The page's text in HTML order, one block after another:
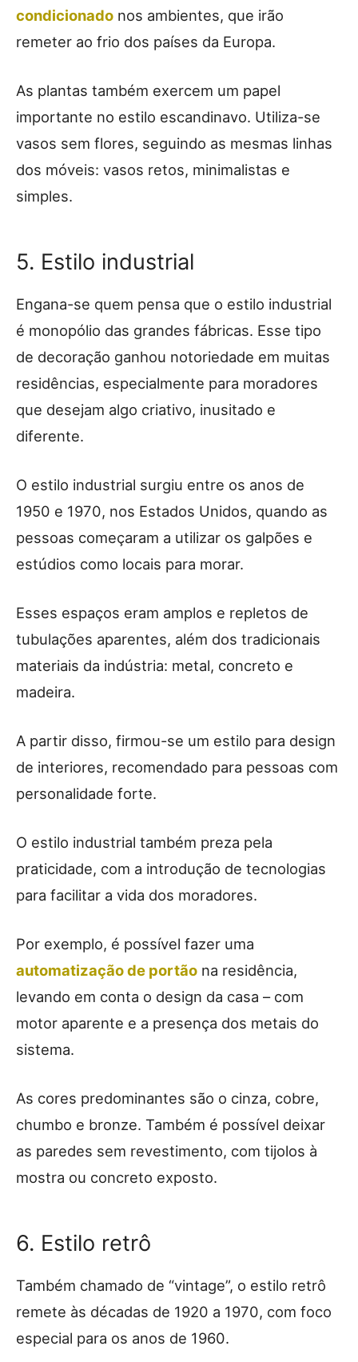
condicionado nos ambientes, que irão
remeter ao frio dos países da Europa.
As plantas também exercem um papel
importante no estilo escandinavo. Utiliza-se
vasos sem flores, seguindo as mesmas linhas
dos móveis: vasos retos, minimalistas e
simples.
5. Estilo industrial
Engana-se quem pensa que o estilo industrial
é monopólio das grandes fábricas. Esse tipo
de decoração ganhou notoriedade em muitas
residências, especialmente para moradores
que desejam algo criativo, inusitado e
diferente.
O estilo industrial surgiu entre os anos de
1950 e 1970, nos Estados Unidos, quando as
pessoas começaram a utilizar os galpões e
estúdios como locais para morar.
Esses espaços eram amplos e repletos de
tubulações aparentes, além dos tradicionais
materiais da indústria: metal, concreto e
madeira.
A partir disso, firmou-se um estilo para design
de interiores, recomendado para pessoas com
personalidade forte.
O estilo industrial também preza pela
praticidade, com a introdução de tecnologias
para facilitar a vida dos moradores.
Por exemplo, é possível fazer uma
automatização de portão na residência,
levando em conta o design da casa – com
motor aparente e a presença dos metais do
sistema.
As cores predominantes são o cinza, cobre,
chumbo e bronze. Também é possível deixar
as paredes sem revestimento, com tijolos à
mostra ou concreto exposto.
6. Estilo retrô
Também chamado de “vintage”, o estilo retrô
remete às décadas de 1920 a 1970, com foco
especial para os anos de 1960.